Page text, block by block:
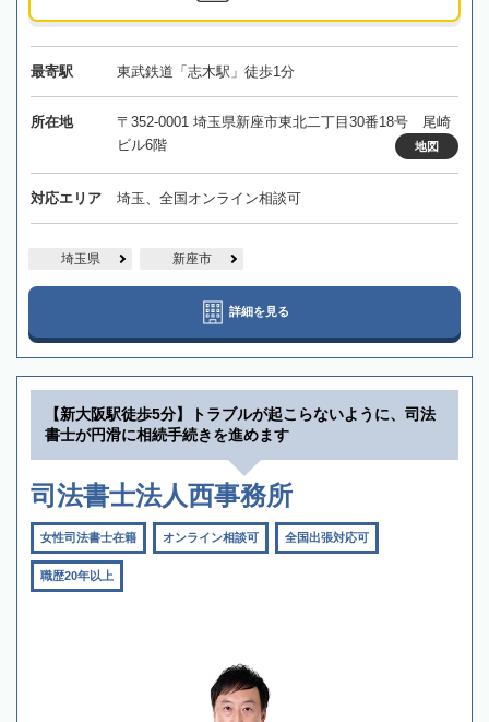
最寄駅 東武鉄道「志木駅」徒歩1分
所在地
〒352-0001 埼玉県新座市東北二丁目30番18号 尾崎
ビル6階
地図
対応エリア 埼玉、全国オンライン相談可
埼玉県 新座市
詳細を見る
【新大阪駅徒歩5分】トラブルが起こらないように、司法
書士が円滑に相続手続きを進めます
司法書士法人西事務所
女性司法書士在籍 オンライン相談可 全国出張対応可
職歴20年以上